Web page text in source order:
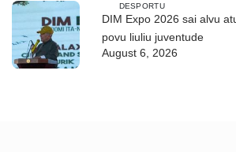
DESPORTU
DIM Expo 2026 sai alvu
povu liuliu juventude
August 6, 2026